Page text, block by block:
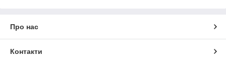
Про нас
Контакти